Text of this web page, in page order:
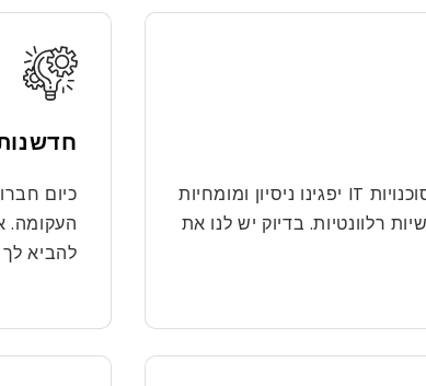
עסקים רוצים שסוכנויות IT יפגינו ניסיון ומומחיות
רלוונטיות. בדיוק יש לנו את
כיום
העקומה.
להביא לך